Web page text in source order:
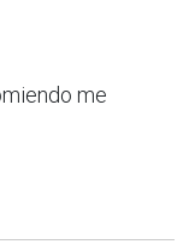
me